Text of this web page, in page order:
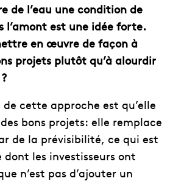
de l’eau une condition de
l’amont est une idée forte.
en œuvre de façon à
projets plutôt qu’à alourdir
de cette approche est qu’elle
bons projets: elle remplace
de la prévisibilité, ce qui est
les investisseurs ont
n’est pas d’ajouter un